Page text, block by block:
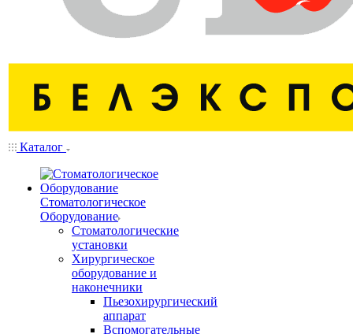
Каталог
Стоматологическое
Оборудование
Стоматологические
установки
Хирургическое
оборудование и
наконечники
Пьезохирургический
аппарат
Вспомогательные